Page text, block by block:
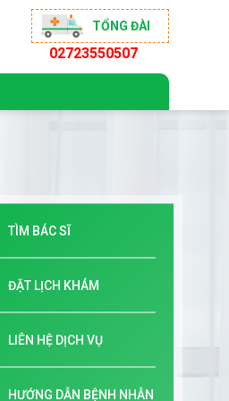
TỔNG ĐÀI
02723550507
TÌM BÁC SĨ
ĐẶT LỊCH KHÁM
LIÊN HỆ DỊCH VỤ
HƯỚNG DẪN BỆNH NHÂN